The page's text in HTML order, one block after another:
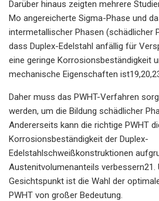
Darüber hinaus zeigten mehrere
Mo angereicherte Sigma-Phase und
intermetallischer Phasen (schädlicher
dass Duplex-Edelstahl anfällig für
eine geringe Korrosionsbeständigkeit
mechanische Eigenschaften
Daher muss das PWHT-Verfahren
werden, um die Bildung schädlicher
Andererseits kann die richtige PWHT
Korrosionsbeständigkeit der Duplex-
Edelstahlschweißkonstruktionen
Austenitvolumenanteils verbessern21.
Gesichtspunkt ist die Wahl der
PWHT von großer Bedeutung.